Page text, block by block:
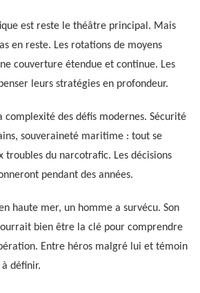
est reste le théâtre principal. Mais
en reste. Les rotations de moyens
couverture étendue et continue. Les
leurs stratégies en profondeur.
des défis modernes. Sécurité
souveraineté maritime : tout se
troubles du narcotrafic. Les décisions
pendant des années.
haute mer, un homme a survécu. Son
bien être la clé pour comprendre
Entre héros malgré lui et témoin
définir.